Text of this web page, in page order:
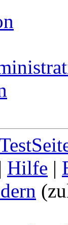
| Hilfe |